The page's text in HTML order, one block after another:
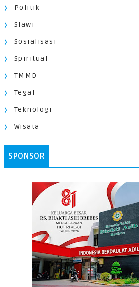
Politik
Slawi
Sosialisasi
Spiritual
TMMD
Tegal
Teknologi
Wisata
SPONSOR